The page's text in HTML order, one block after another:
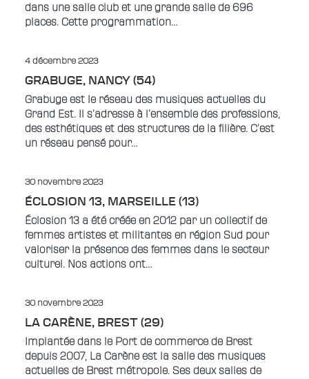
dans une salle club et une grande salle de 696
places. Cette programmation…
4 décembre 2023
GRABUGE, NANCY (54)
Grabuge est le réseau des musiques actuelles du
Grand Est. Il s’adresse à l’ensemble des professions,
des esthétiques et des structures de la filière. C’est
un réseau pensé pour…
30 novembre 2023
ÉCLOSION 13, MARSEILLE (13)
Éclosion 13 a été créée en 2012 par un collectif de
femmes artistes et militantes en région Sud pour
valoriser la présence des femmes dans le secteur
culturel. Nos actions ont…
30 novembre 2023
LA CARÈNE, BREST (29)
Implantée dans le Port de commerce de Brest
depuis 2007, La Carène est la salle des musiques
actuelles de Brest métropole. Ses deux salles de